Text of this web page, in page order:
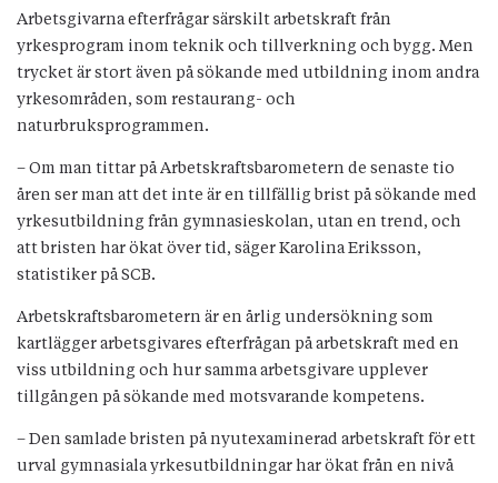
Arbetsgivarna efterfrågar särskilt arbetskraft från
yrkesprogram inom teknik och tillverkning och bygg. Men
trycket är stort även på sökande med utbildning inom andra
yrkesområden, som restaurang- och
naturbruksprogrammen.
– Om man tittar på Arbetskraftsbarometern de senaste tio
åren ser man att det inte är en tillfällig brist på sökande med
yrkesutbildning från gymnasieskolan, utan en trend, och
att bristen har ökat över tid, säger Karolina Eriksson,
statistiker på SCB.
Arbetskraftsbarometern är en årlig undersökning som
kartlägger arbetsgivares efterfrågan på arbetskraft med en
viss utbildning och hur samma arbetsgivare upplever
tillgången på sökande med motsvarande kompetens.
– Den samlade bristen på nyutexaminerad arbetskraft för ett
urval gymnasiala yrkesutbildningar har ökat från en nivå